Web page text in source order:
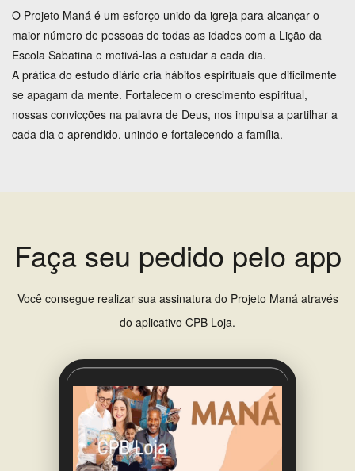
O Projeto Maná é um esforço unido da igreja para alcançar o
maior número de pessoas de todas as idades com a Lição da
Escola Sabatina e motivá-las a estudar a cada dia.
A prática do estudo diário cria hábitos espirituais que dificilmente
se apagam da mente. Fortalecem o crescimento espiritual,
nossas convicções na palavra de Deus, nos impulsa a partilhar a
cada dia o aprendido, unindo e fortalecendo a família.
Faça seu pedido pelo app
Você consegue realizar sua assinatura do Projeto Maná através
do aplicativo CPB Loja.